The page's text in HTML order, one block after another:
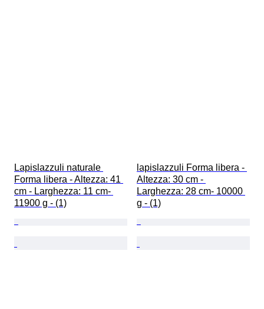
Lapislazzuli naturale
Forma libera - Altezza: 41
cm - Larghezza: 11 cm-
11900 g - (1)
lapislazzuli Forma libera -
Altezza: 30 cm -
Larghezza: 28 cm- 10000
g - (1)